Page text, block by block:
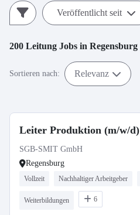
Veröffentlicht seit
200 Leitung Jobs in Regensburg
Sortieren nach: Relevanz
Leiter Produktion (m/w/d)
SGB-SMIT GmbH
Regensburg
Vollzeit Nachhaltiger Arbeitgeber
Weiterbildungen 6